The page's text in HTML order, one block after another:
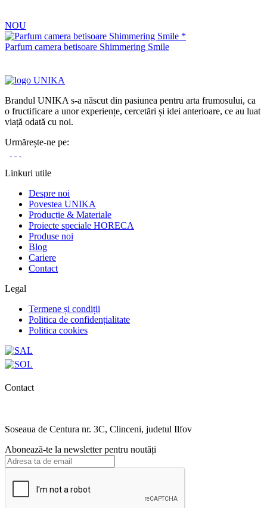
NOU
Parfum camera betisoare Shimmering Smile
Brandul UNIKA s-a născut din pasiunea pentru arta frumosului, ca
o fructificare a unor experiențe, cercetări și idei anterioare, ce au luat
viață odată cu noi.
Urmărește-ne pe:
Linkuri utile
Despre noi
Povestea UNIKA
Producție & Materiale
Proiecte speciale HORECA
Produse noi
Blog
Cariere
Contact
Legal
Termene și condiții
Politica de confidențialitate
Politica cookies
Contact
Soseaua de Centura nr. 3C, Clinceni, judetul Ilfov
Abonează-te la newsletter pentru noutăți